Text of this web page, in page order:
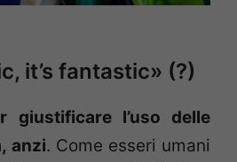
it’s fantastic» (?)
giustificare l’uso delle
anzi. Come esseri umani